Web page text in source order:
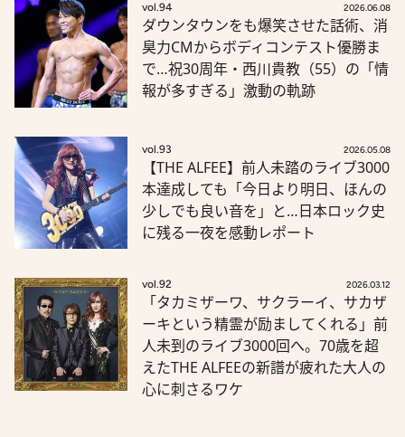
vol.94 2026.06.08
ダウンタウンをも爆笑させた話術、消
臭力CMからボディコンテスト優勝ま
で…祝30周年・西川貴教（55）の「情
報が多すぎる」激動の軌跡
vol.93 2026.05.08
【THE ALFEE】前人未踏のライブ3000
本達成しても「今日より明日、ほんの
少しでも良い音を」と…日本ロック史
に残る一夜を感動レポート
vol.92 2026.03.12
「タカミザーワ、サクラーイ、サカザ
ーキという精霊が励ましてくれる」前
人未到のライブ3000回へ。70歳を超
えたTHE ALFEEの新譜が疲れた大人の
心に刺さるワケ